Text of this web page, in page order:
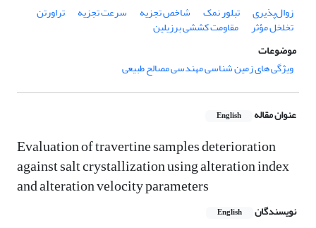
زوال‌پذیری
تبلور نمک شاخص تجزیه سرعت تجزیه تراورتن
تخلخل مؤثر
مقاومت کششی برزیلین
موضوعات
ویژگی های زمین شناسی مهندسی مصالح طبیعی
عنوان مقاله English
Evaluation of travertine samples deterioration
against salt crystallization using alteration index
and alteration velocity parameters
نویسندگان English